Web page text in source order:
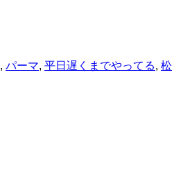
, パーマ, 平日遅くまでやってる, 松